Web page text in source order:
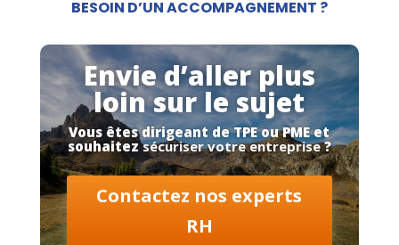
BESOIN D’UN ACCOMPAGNEMENT ?
Envie d’aller plus
loin sur le sujet
Vous êtes dirigeant de TPE ou PME et
souhaitezsécuriser votre entreprise?
Contactez nos experts
RH